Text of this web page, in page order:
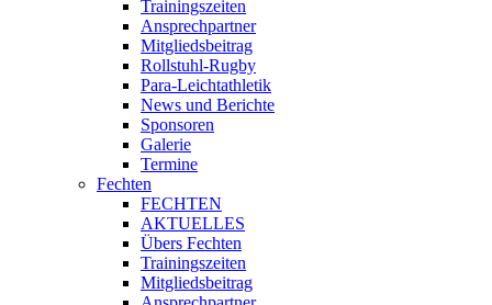
Trainingszeiten
Ansprechpartner
Mitgliedsbeitrag
Rollstuhl-Rugby
Para-Leichtathletik
News und Berichte
Sponsoren
Galerie
Termine
Fechten
FECHTEN
AKTUELLES
Übers Fechten
Trainingszeiten
Mitgliedsbeitrag